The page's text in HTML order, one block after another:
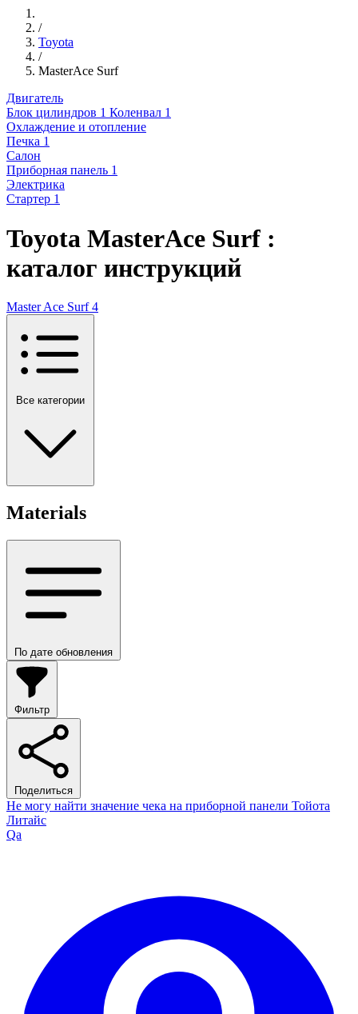
/
Toyota
/
MasterAce Surf
Двигатель
Блок цилиндров 1 Коленвал 1
Охлаждение и отопление
Печка 1
Салон
Приборная панель 1
Электрика
Стартер 1
Toyota MasterAce Surf :
каталог инструкций
Master Ace Surf 4
Все категории
Materials
По дате обновления
Фильтр
Поделиться
Не могу найти значение чека на приборной панели Тойота
Литайс
Qa